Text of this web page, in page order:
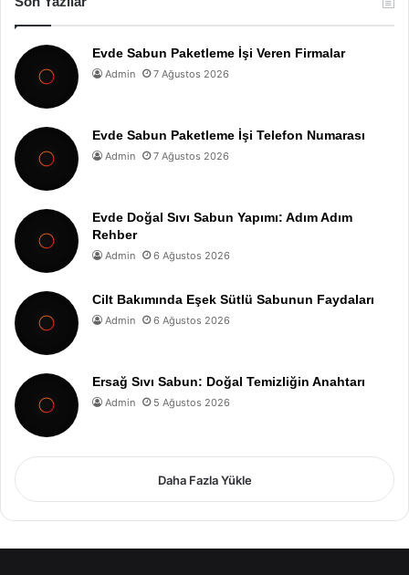
Evde Sabun Paketleme İşi Veren Firmalar
Admin 7 Ağustos 2026
Evde Sabun Paketleme İşi Telefon Numarası
Admin 7 Ağustos 2026
Evde Doğal Sıvı Sabun Yapımı: Adım Adım
Rehber
Admin 6 Ağustos 2026
Cilt Bakımında Eşek Sütlü Sabunun Faydaları
Admin 6 Ağustos 2026
Ersağ Sıvı Sabun: Doğal Temizliğin Anahtarı
Admin 5 Ağustos 2026
Daha Fazla Yükle